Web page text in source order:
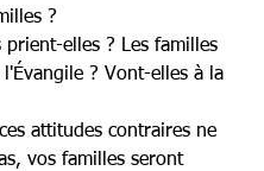
?
prient-elles ? Les familles
? Vont-elles à la
attitudes contraires ne
vos familles seront